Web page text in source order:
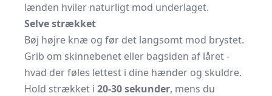
lænden hviler naturligt mod underlaget.
Selve strækket
Bøj højre knæ og før det langsomt mod brystet.
Grib om skinnebenet eller bagsiden af låret -
hvad der føles lettest i dine hænder og skuldre.
Hold strækket i 20-30 sekunder, mens du